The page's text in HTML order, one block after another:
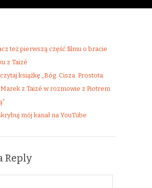
też pierwszą część filmu o bracie
z Taizé
książkę „Bóg. Cisza. Prostota.
z Taizé w rozmowie z Piotrem
mój kanał na YouTube
Reply